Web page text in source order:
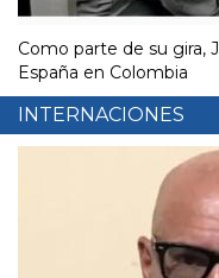
Como parte de su gira,
España en Colombia
INTERNACIONES